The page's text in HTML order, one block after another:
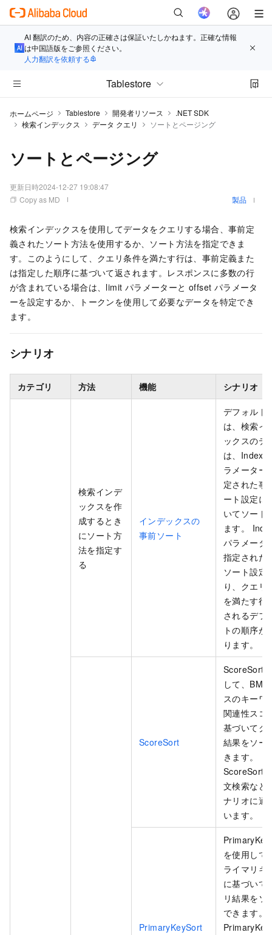
AI 翻訳のため、内容の正確さは保証いたしかねます。正確な情報
は中国語版をご参照ください。
人力翻訳を依頼する
Tablestore
ホームページ Tablestore 開発者リソース
.NET SDK
検索インデックス
データ クエリ ソートとページング
ソートとページング
更新日時2024-12-27 19:08:47
Copy as MD
製品
検索インデックスを使用してデータをクエリする場合、事前定
義されたソート方法を使用するか、ソート方法を指定できま
す。このようにして、クエリ条件を満たす行は、事前定義また
は指定した順序に基づいて返されます。レスポンスに多数の行
が含まれている場合は、limit パラメーターと offset パラメータ
ーを設定するか、トークンを使用して必要なデータを特定でき
ます。
シナリオ
カテゴリ 方法 機能 シナリオ
検索インデ
ックスを作
成するとき
にソート方
法を指定す
る
インデックスの
事前ソート
デフォルト
は、検索イ
ックスのデ
は、
ラメーター
定された事
ート設定に
いてソート
ます。
パラメータ
指定された
ソート設定
り、クエリ
を満たす行
されるデフ
トの順序が
ります。
ScoreSort
ScoreSort
して、
スのキーワ
関連性スコ
基づいてク
結果をソー
きます。
ScoreSort
文検索など
ナリオに適
います。
PrimaryKeySort
を使用して
ライマリキ
に基づいて
リ結果をソ
できます。